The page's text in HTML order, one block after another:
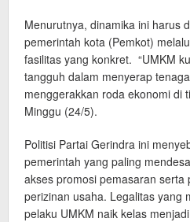
Menurutnya, dinamika ini harus
pemerintah kota (Pemkot)
fasilitas yang konkret. “UMKM
tangguh dalam menyerap
menggerakkan roda ekonomi di
Minggu (24/5).
Politisi Partai Gerindra ini
pemerintah yang paling
akses promosi pemasaran
perizinan usaha. Legalitas yang
pelaku UMKM naik kelas